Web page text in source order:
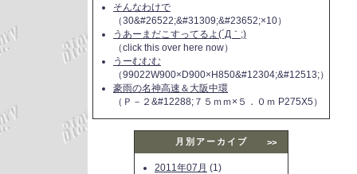
そんなわけで
（30&#26522;&#31309;&#23652;×10）
うあーまだこすってるよ(´Д｀;)
（click this over here now）
うーむむむ
（99022W900×D900×H850&#12304;&#12513;）
豪雨の名神高速＆大阪中環
（Ｐ－２&#12288;７５ｍｍ×５．０ｍ P275X5）
月別アーカイブ >>
2011年07月 (1)